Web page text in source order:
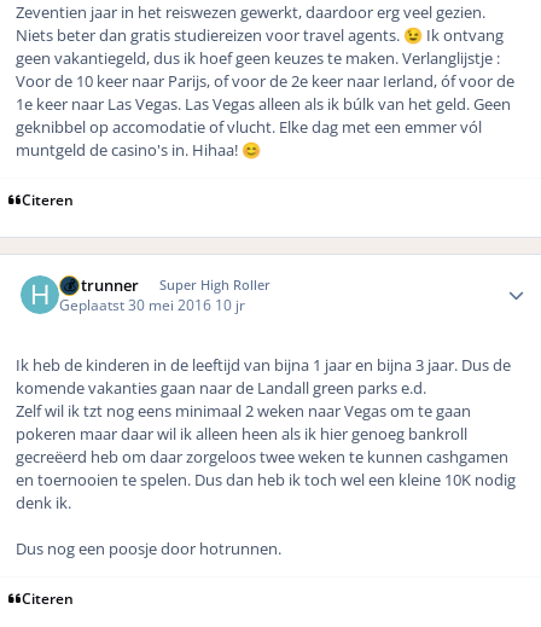
Zeventien jaar in het reiswezen gewerkt, daardoor erg veel gezien.
Niets beter dan gratis studiereizen voor travel agents. 😉 Ik ontvang
geen vakantiegeld, dus ik hoef geen keuzes te maken. Verlanglijstje :
Voor de 10 keer naar Parijs, of voor de 2e keer naar Ierland, óf voor de
1e keer naar Las Vegas. Las Vegas alleen als ik búlk van het geld. Geen
geknibbel op accomodatie of vlucht. Elke dag met een emmer vól
muntgeld de casino's in. Hihaa! 😊
Citeren
Hotrunner Super High Roller
Geplaatst30 mei 2016 10 jr
Ik heb de kinderen in de leeftijd van bijna 1 jaar en bijna 3 jaar. Dus de
komende vakanties gaan naar de Landall green parks e.d.
Zelf wil ik tzt nog eens minimaal 2 weken naar Vegas om te gaan
pokeren maar daar wil ik alleen heen als ik hier genoeg bankroll
gecreëerd heb om daar zorgeloos twee weken te kunnen cashgamen
en toernooien te spelen. Dus dan heb ik toch wel een kleine 10K nodig
denk ik.
Dus nog een poosje door hotrunnen.
Citeren